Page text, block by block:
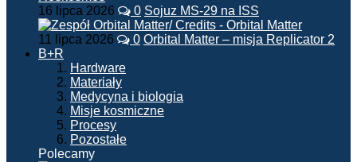
16 lipca 2026 0 Sojuz MS-29 na ISS
11 lipca 2026 0 Orbital Matter – misja Replicator 2
B+R
Hardware
Materiały
Medycyna i biologia
Misje kosmiczne
Procesy
Pozostałe
Polecamy